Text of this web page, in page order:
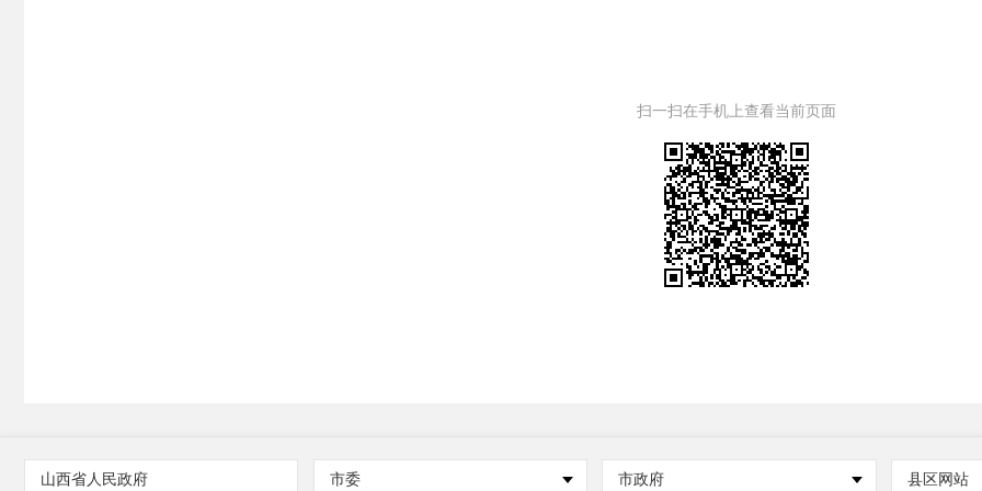
扫一扫在手机上查看当前页面
山西省人民政府 市委 市政府 县区网站